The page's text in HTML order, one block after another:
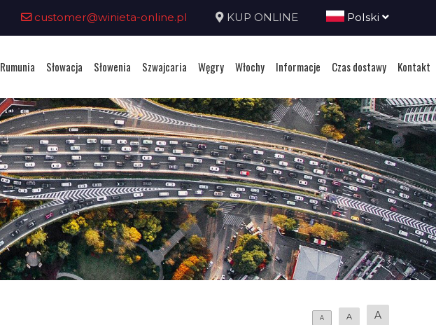
customer@winieta-online.pl KUP ONLINE Polski
Rumunia Słowacja Słowenia Szwajcaria Węgry Włochy Informacje Czas dostawy Kontakt
A A A